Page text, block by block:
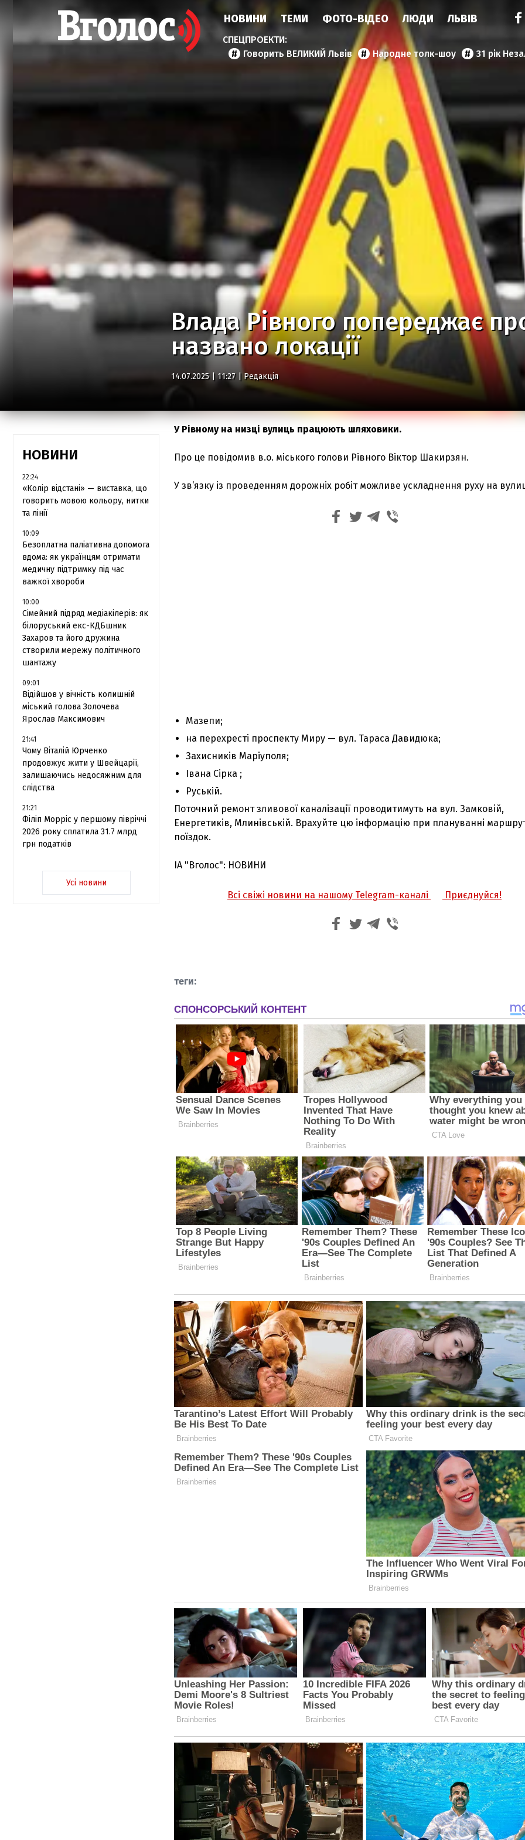
НОВИНИ ТЕМИ ФОТО-ВІДЕО ЛЮДИ ЛЬВІВ
Говорить ВЕЛИКИЙ Львів Народне толк-шоу 31 рік
Влада Рівного попереджає
названо локації
14.07.2025 | 11:27 | Редакція
НОВИНИ
22:24
«Колір відстані» — виставка, що
говорить мовою кольору, нитки
та лінії
10:09
Безоплатна паліативна допомога
вдома: як українцям отримати
медичну підтримку під час
важкої хвороби
10:00
Сімейний підряд медіакілерів: як
білоруський екс-КДБшник
Захаров та його дружина
створили мережу політичного
шантажу
09:01
Відійшов у вічність колишній
міський голова Золочева
Ярослав Максимович
21:41
Чому Віталій Юрченко
продовжує жити у Швейцарії,
залишаючись недосяжним для
слідства
21:21
Філіп Морріс у першому півріччі
2026 року сплатила 31.7 млрд
грн податків
Усі новини
У Рівному на низці вулиць працюють шляховики.
Про це повідомив в.о. міського голови Рівного Віктор Шакирзян.
У зв‘язку із проведенням дорожніх робіт можливе ускладнення руху на
Мазепи;
на перехресті проспекту Миру — вул. Тараса Давидюка;
Захисників Маріуполя;
Івана Сірка ;
Руській.
Поточний ремонт зливової каналізації проводитимуть на вул. Замковій,
Енергетиків, Млинівській. Врахуйте цю інформацію при плануванні
поїздок.
ІА "Вголос": НОВИНИ
Всі свіжі новини на нашому Telegram-каналі Приєднуйся!
З'явилося відео знищеного ворожого